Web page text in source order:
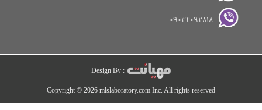
Design By :
Copyright © 2026 mlslaboratory.com Inc. All rights reserved